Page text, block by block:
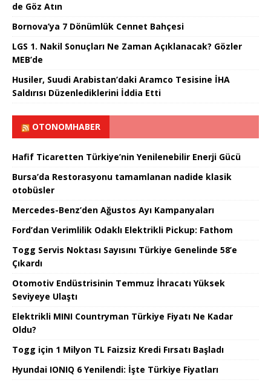
de Göz Atın
Bornova’ya 7 Dönümlük Cennet Bahçesi
LGS 1. Nakil Sonuçları Ne Zaman Açıklanacak? Gözler
MEB’de
Husiler, Suudi Arabistan’daki Aramco Tesisine İHA
Saldırısı Düzenlediklerini İddia Etti
OTONOMHABER
Hafif Ticaretten Türkiye’nin Yenilenebilir Enerji Gücü
Bursa’da Restorasyonu tamamlanan nadide klasik
otobüsler
Mercedes-Benz’den Ağustos Ayı Kampanyaları
Ford’dan Verimlilik Odaklı Elektrikli Pickup: Fathom
Togg Servis Noktası Sayısını Türkiye Genelinde 58’e
Çıkardı
Otomotiv Endüstrisinin Temmuz İhracatı Yüksek
Seviyeye Ulaştı
Elektrikli MINI Countryman Türkiye Fiyatı Ne Kadar
Oldu?
Togg için 1 Milyon TL Faizsiz Kredi Fırsatı Başladı
Hyundai IONIQ 6 Yenilendi: İşte Türkiye Fiyatları